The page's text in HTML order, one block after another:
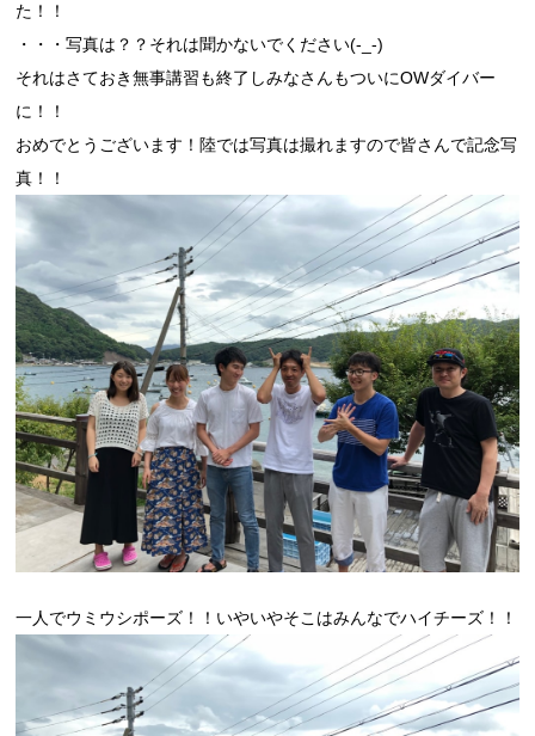
た！！
・・・写真は？？それは聞かないでください(-_-)
それはさておき無事講習も終了しみなさんもついにOWダイバー
に！！
おめでとうございます！陸では写真は撮れますので皆さんで記念写
真！！
一人でウミウシポーズ！！いやいやそこはみんなでハイチーズ！！